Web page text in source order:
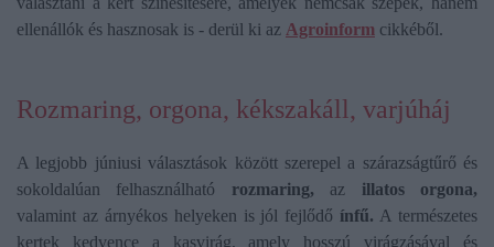
ellenállók és hasznosak is - derül ki az Agroinform cikkéből.
Rozmaring, orgona, kékszakáll, varjúháj
A legjobb júniusi választások között szerepel a szárazságtűrő és
sokoldalúan felhasználható rozmaring, az illatos orgona,
valamint az árnyékos helyeken is jól fejlődő ínfű. A természetes
kertek kedvence a kasvirág, amely hosszú virágzásával és